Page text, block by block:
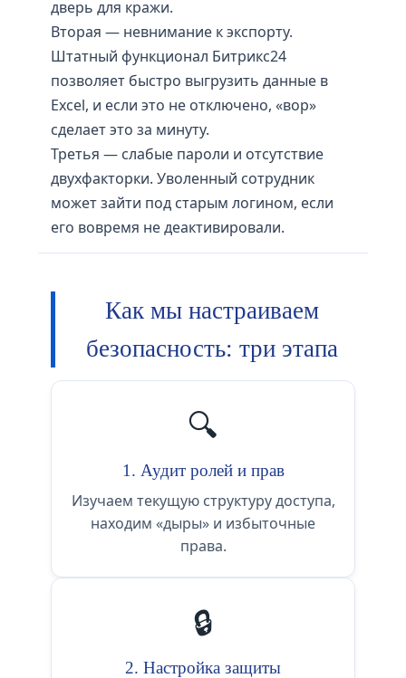
дверь для кражи.
Вторая — невнимание к экспорту.
Штатный функционал Битрикс24
позволяет быстро выгрузить данные в
Excel, и если это не отключено, «вор»
сделает это за минуту.
Третья — слабые пароли и отсутствие
двухфакторки. Уволенный сотрудник
может зайти под старым логином, если
его вовремя не деактивировали.
Как мы настраиваем
безопасность: три этапа
🔍
1. Аудит ролей и прав
Изучаем текущую структуру доступа,
находим «дыры» и избыточные
права.
🔒
2. Настройка защиты